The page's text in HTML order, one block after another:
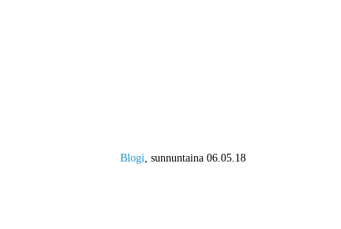
Blogi, sunnuntaina 06.05.18